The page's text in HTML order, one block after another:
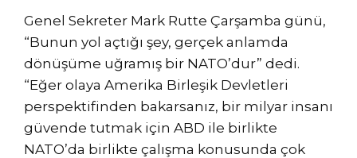
Genel Sekreter Mark Rutte Çarşamba günü,
“Bunun yol açtığı şey, gerçek anlamda
dönüşüme uğramış bir NATO’dur” dedi.
“Eğer olaya Amerika Birleşik Devletleri
perspektifinden bakarsanız, bir milyar insanı
güvende tutmak için ABD ile birlikte
NATO’da birlikte çalışma konusunda çok